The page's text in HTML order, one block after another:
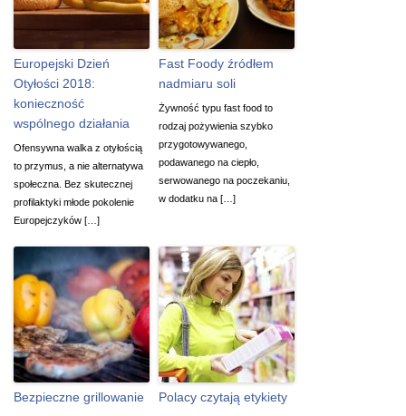
Europejski Dzień
Otyłości 2018:
konieczność
wspólnego działania
Ofensywna walka z otyłością
to przymus, a nie alternatywa
społeczna. Bez skutecznej
profilaktyki młode pokolenie
Europejczyków […]
Fast Foody źródłem
nadmiaru soli
Żywność typu fast food to
rodzaj pożywienia szybko
przygotowywanego,
podawanego na ciepło,
serwowanego na poczekaniu,
w dodatku na […]
Bezpieczne grillowanie Polacy czytają etykiety